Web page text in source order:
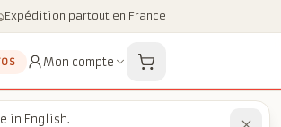
Expédition partout en France
Mon compte
in English.